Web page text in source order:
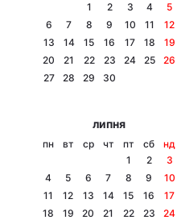
Цікавинки
Екологія
Інтерв'ю
Архів
1
2 3 4
5
6
7 8 9 10 11
12
13
14 15 16 17 18
19
20
21 22 23 24 25
26
27
28 29 30
липня
пн вт ср чт пт сб
нд
1
2
3
4
5 6 7 8 9
10
11
12 13 14 15 16
17
18
19 20 21 22 23
24